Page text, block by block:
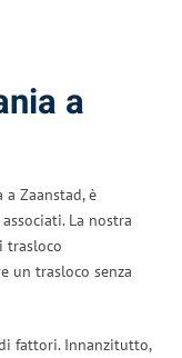
a
Zaanstad, è
La nostra
trasloco
un trasloco senza
fattori. Innanzitutto,